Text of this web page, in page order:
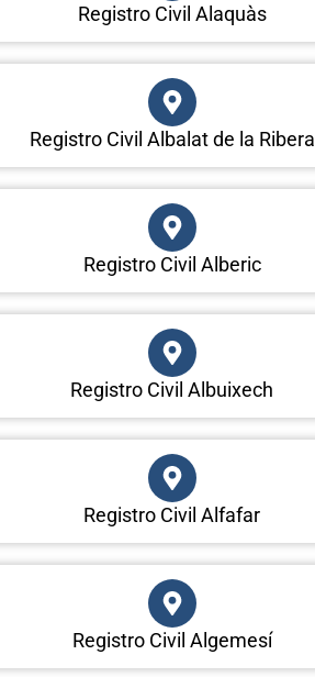
Registro Civil Alaquàs
Registro Civil Albalat de la Ribera
Registro Civil Alberic
Registro Civil Albuixech
Registro Civil Alfafar
Registro Civil Algemesí